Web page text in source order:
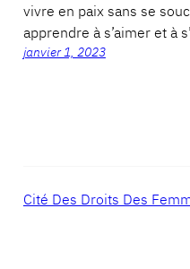
vivre en paix sans se
apprendre à s’aimer et à
janvier 1, 2023
Cité Des Droits Des